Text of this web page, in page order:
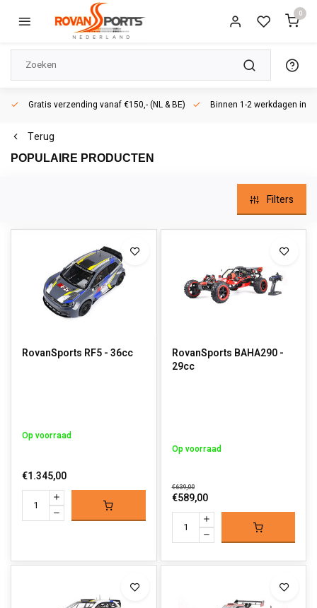
0
Gratis verzending vanaf €150,- (NL & BE) Binnen 1-2 werkdagen in
Terug
POPULAIRE PRODUCTEN
Filters
RovanSports RF5 - 36cc
Op voorraad
€1.345,00
RovanSports BAHA290 -
29cc
Op voorraad
€639,00
€589,00